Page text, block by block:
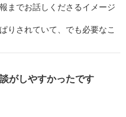
までお話しくださるイメージ
りされていて、でも必要なこ
がしやすかったです